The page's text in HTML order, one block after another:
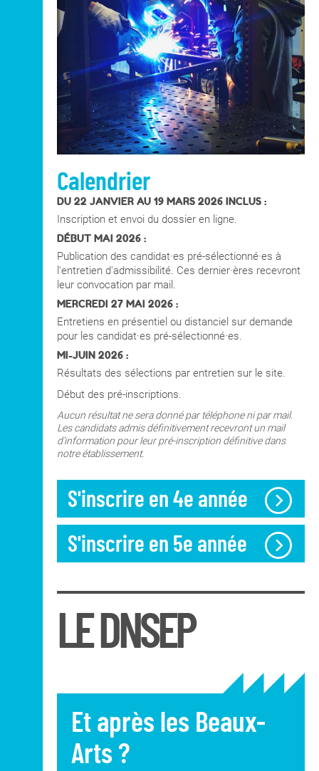
Calendrier
DU 22 JANVIER AU 19 MARS 2026 INCLUS :
Inscription et envoi du dossier en ligne.
DÉBUT MAI 2026 :
Publication des candidat·es pré-sélectionné·es à
l'entretien d'admissibilité. Ces dernier·ères recevront
leur convocation par mail.
MERCREDI 27 MAI 2026 :
Entretiens en présentiel ou distanciel sur demande
pour les candidat·es pré-sélectionné·es.
MI-JUIN 2026 :
Résultats des sélections par entretien sur le site.
Début des pré-inscriptions.
Aucun résultat ne sera donné par téléphone ni par mail.
Les candidats admis définitivement recevront un mail
d'information pour leur pré-inscription définitive dans
notre établissement.
S'inscrire en 4e année
S'inscrire en 5e année
LE DNSEP
Et après les Beaux-
Arts ?